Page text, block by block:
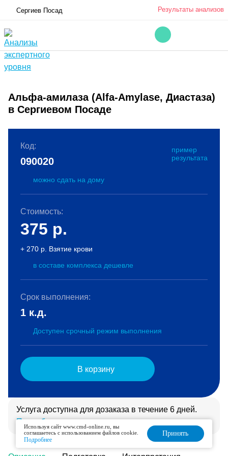
Сергиев Посад Результаты анализов
Альфа-амилаза (Alfa-Amylase, Диастаза)
в Сергиевом Посаде
Код:
пример
результата
090020
можно сдать на дому
Стоимость:
375 р.
+ 270 р. Взятие крови
в составе комплекса дешевле
Срок выполнения:
1 к.д.
Доступен срочный режим выполнения
В корзину
Услуга доступна для дозаказа в течение 6 дней.
Подробнее
Используя сайт www.cmd-online.ru, вы
соглашаетесь с использованием файлов cookie.
Подробнее
Принять